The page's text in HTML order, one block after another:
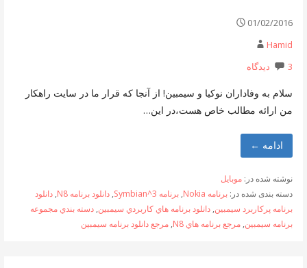
01/02/2016
Hamid
3 دیدگاه
سلام به وفاداران نوکیا و سیمبین! از آنجا که قرار ما در سایت راهکار
من ارائه مطالب خاص هست،در این…
ادامه ←
نوشته شده در: موبایل
دسته بندی شده در: برنامه Nokia , برنامه Symbian^3 , دانلود برنامه N8 , دانلود
برنامه پرکاربرد سيمبين, دانلود برنامه هاي کاربردي سيمبين, دسته بندي مجموعه
برنامه سيمبين, مرجع برنامه هاي N8 , مرجع دانلود برنامه سيمبين